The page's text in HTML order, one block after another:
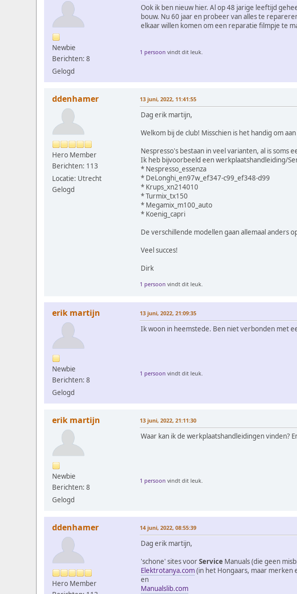
Newbie
Berichten: 8
Gelogd
Ook ik ben nieuw hier. Al op 48 jarige leeftijd
bouw. Nu 60 jaar en probeer van alles te
elkaar willen komen om een reparatie filmpje te
1 persoon vindt dit leuk.
ddenhamer
Hero Member
Berichten: 113
Locatie: Utrecht
Gelogd
13 juni, 2022, 11:41:55
Dag erik martijn,
Welkom bij de club! Misschien is het handig om
Nespresso's bestaan in veel varianten, al is soms
Ik heb bijvoorbeeld een werkplaatshandleiding/
* Nespresso_essenza
* DeLonghi_en97w_ef347-c99_ef348-d99
* Krups_xn214010
* Turmix_tx150
* Megamix_m100_auto
* Koenig_capri
De verschillende modellen gaan allemaal anders
Veel succes!
Dirk
1 persoon vindt dit leuk.
erik martijn
Newbie
Berichten: 8
Gelogd
13 juni, 2022, 21:09:35
Ik woon in heemstede. Ben niet verbonden met
1 persoon vindt dit leuk.
erik martijn
Newbie
Berichten: 8
Gelogd
13 juni, 2022, 21:11:30
Waar kan ik de werkplaatshandleidingen vinden?
1 persoon vindt dit leuk.
ddenhamer
Hero Member
14 juni, 2022, 08:55:39
Dag erik martijn,
'schone' sites voorService Manuals (die geen
Elektrotanya.com(in het Hongaars, maar merken
en
Manualslib.com